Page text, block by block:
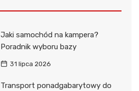
Jaki samochód na kampera?
Poradnik wyboru bazy
31 lipca 2026
Transport ponadgabarytowy do